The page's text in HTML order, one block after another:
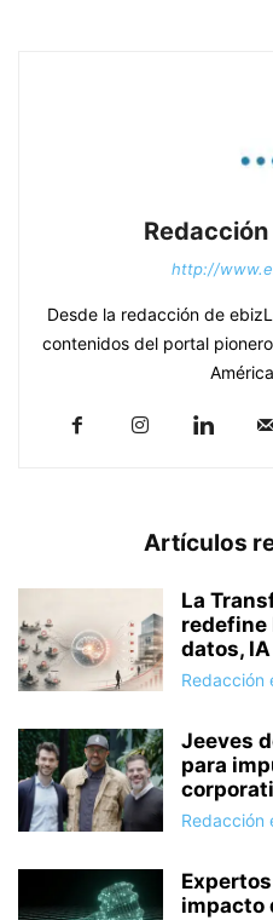
http://
Desde la redacción de
contenidos del portal
Artículos
La
redefine
datos, IA
Redacción
Jeeves
para
Redacción
impacto